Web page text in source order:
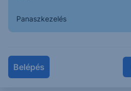
Panaszkezelés
Belépés
Legfontosabb adatok
Piaci információk